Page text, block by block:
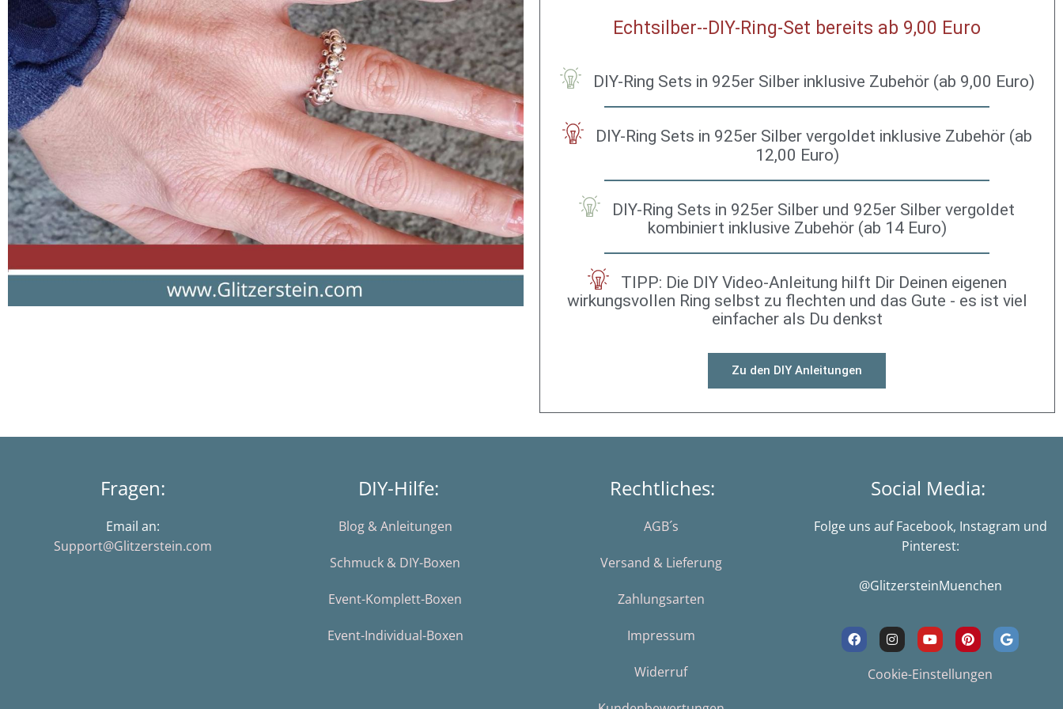
Echtsilber--DIY-Ring-Set bereits ab 9,00 Euro
DIY-Ring Sets in 925er Silber inklusive Zubehör (ab 9,00 Euro)
DIY-Ring Sets in 925er Silber vergoldet inklusive Zubehör (ab
12,00 Euro)
DIY-Ring Sets in 925er Silber und 925er Silber vergoldet
kombiniert inklusive Zubehör (ab 14 Euro)
TIPP: Die DIY Video-Anleitung hilft Dir Deinen eigenen
wirkungsvollen Ring selbst zu flechten und das Gute - es ist viel
einfacher als Du denkst
Zu den DIY Anleitungen
Fragen:
Email an:
Support@Glitzerstein.com
DIY-Hilfe:
Blog & Anleitungen
Schmuck & DIY-Boxen
Event-Komplett-Boxen
Event-Individual-Boxen
Rechtliches:
AGB´s
Versand & Lieferung
Zahlungsarten
Impressum
Widerruf
Social Media:
Folge uns auf Facebook, Instagram und
Pinterest:
@GlitzersteinMuenchen
F
a
c
I
n
s
t
a
Y
o
u
t
u
P
i
n
t
e
G
o
o
Cookie-Einstellungen